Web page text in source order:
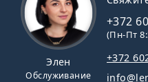
Элен
Обслуживание
+372
(Пн-Пт
+372